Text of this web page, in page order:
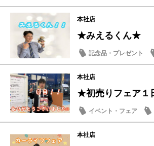
本社店
★みえるくん★
記念品・プレゼント
本社店
★初売りフェア
イベント・フェア
本社店